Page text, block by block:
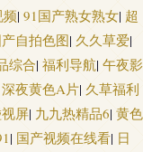
三 久草超碰在线 在线h
人 97视频中文字幕 天天
色亚洲日夜在线 欧日韩
| 91国产熟女熟女| 超
自拍色图| 久久草爱|
综合| 福利导航| 午夜影
深夜黄色A片| 久草福利
屏| 九九热精品6| 黄色
| 国产视频在线看| 日